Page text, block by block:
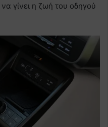
γίνει η ζωή του οδηγού